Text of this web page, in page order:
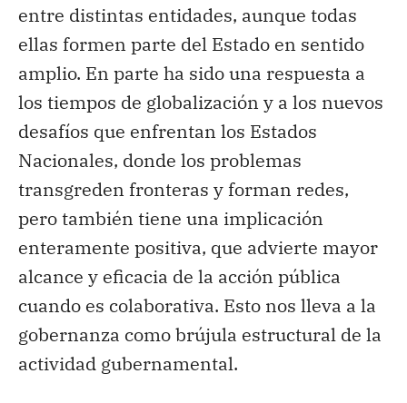
entre distintas entidades, aunque todas
ellas formen parte del Estado en sentido
amplio. En parte ha sido una respuesta a
los tiempos de globalización y a los nuevos
desafíos que enfrentan los Estados
Nacionales, donde los problemas
transgreden fronteras y forman redes,
pero también tiene una implicación
enteramente positiva, que advierte mayor
alcance y eficacia de la acción pública
cuando es colaborativa. Esto nos lleva a la
gobernanza como brújula estructural de la
actividad gubernamental.